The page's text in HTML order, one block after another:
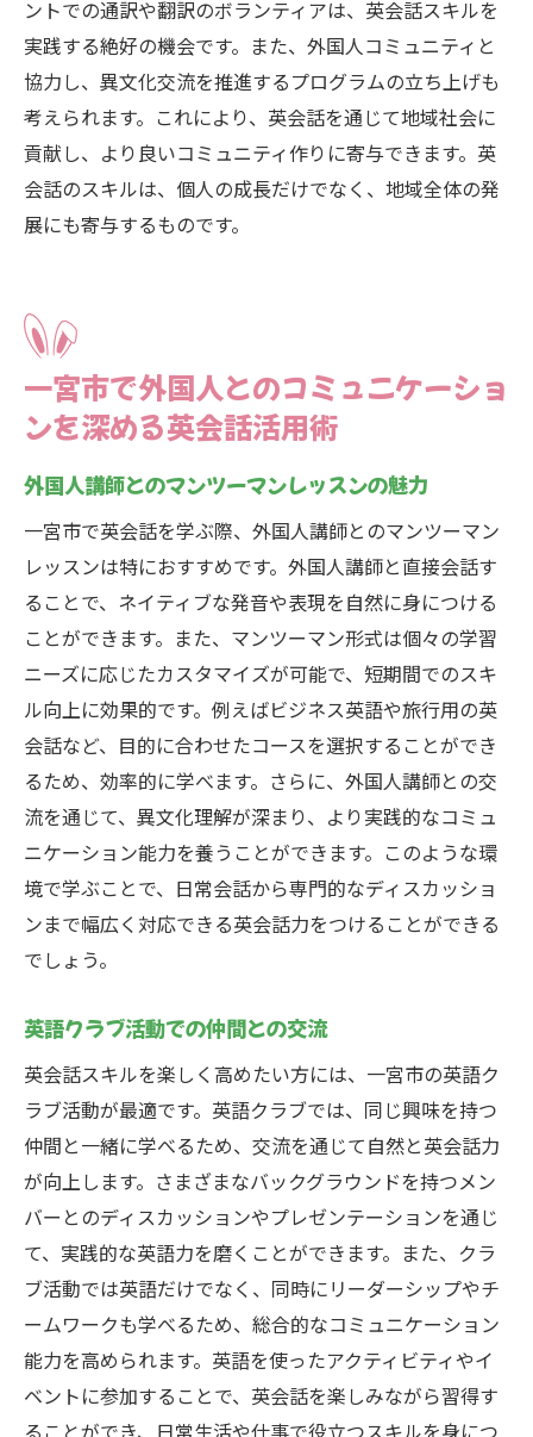
ントでの通訳や翻訳のボランティアは、英会話スキルを
実践する絶好の機会です。また、外国人コミュニティと
協力し、異文化交流を推進するプログラムの立ち上げも
考えられます。これにより、英会話を通じて地域社会に
貢献し、より良いコミュニティ作りに寄与できます。英
会話のスキルは、個人の成長だけでなく、地域全体の発
展にも寄与するものです。
一宮市で外国人とのコミュニケーショ
ンを深める英会話活用術
外国人講師とのマンツーマンレッスンの魅力
一宮市で英会話を学ぶ際、外国人講師とのマンツーマン
レッスンは特におすすめです。外国人講師と直接会話す
ることで、ネイティブな発音や表現を自然に身につける
ことができます。また、マンツーマン形式は個々の学習
ニーズに応じたカスタマイズが可能で、短期間でのスキ
ル向上に効果的です。例えばビジネス英語や旅行用の英
会話など、目的に合わせたコースを選択することができ
るため、効率的に学べます。さらに、外国人講師との交
流を通じて、異文化理解が深まり、より実践的なコミュ
ニケーション能力を養うことができます。このような環
境で学ぶことで、日常会話から専門的なディスカッショ
ンまで幅広く対応できる英会話力をつけることができる
でしょう。
英語クラブ活動での仲間との交流
英会話スキルを楽しく高めたい方には、一宮市の英語ク
ラブ活動が最適です。英語クラブでは、同じ興味を持つ
仲間と一緒に学べるため、交流を通じて自然と英会話力
が向上します。さまざまなバックグラウンドを持つメン
バーとのディスカッションやプレゼンテーションを通じ
て、実践的な英語力を磨くことができます。また、クラ
ブ活動では英語だけでなく、同時にリーダーシップやチ
ームワークも学べるため、総合的なコミュニケーション
能力を高められます。英語を使ったアクティビティやイ
ベントに参加することで、英会話を楽しみながら習得す
ることができ、日常生活や仕事で役立つスキルを身につ